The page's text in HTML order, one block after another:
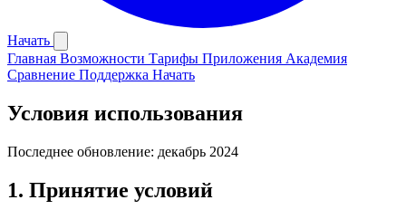
Начать
Главная Возможности Тарифы Приложения Академия
Сравнение Поддержка Начать
Условия использования
Последнее обновление: декабрь 2024
1. Принятие условий